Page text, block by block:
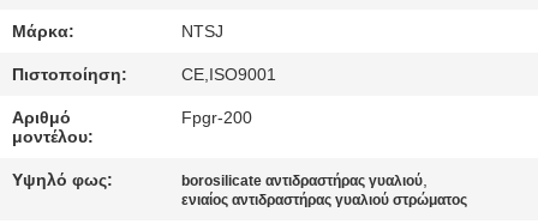
Μάρκα: NTSJ
Πιστοποίηση: CE,ISO9001
Αριθμό
μοντέλου:
Fpgr-200
Υψηλό φως: borosilicate αντιδραστήρας γυαλιού,
ενιαίος αντιδραστήρας γυαλιού στρώματος